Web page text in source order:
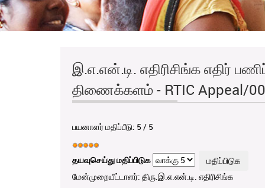
இ.எ.என்.டி. எதிரிசிங்க எதிர்
திணைக்களம் - RTIC Appeal/
பயனாளர் மதிப்பீடு: 5 / 5
தயவுசெய்து மதிப்பிடுக
மேன்முறையீட்டாளர்: திரு.இ.எ.என்.டி. எதிரிசிங்க